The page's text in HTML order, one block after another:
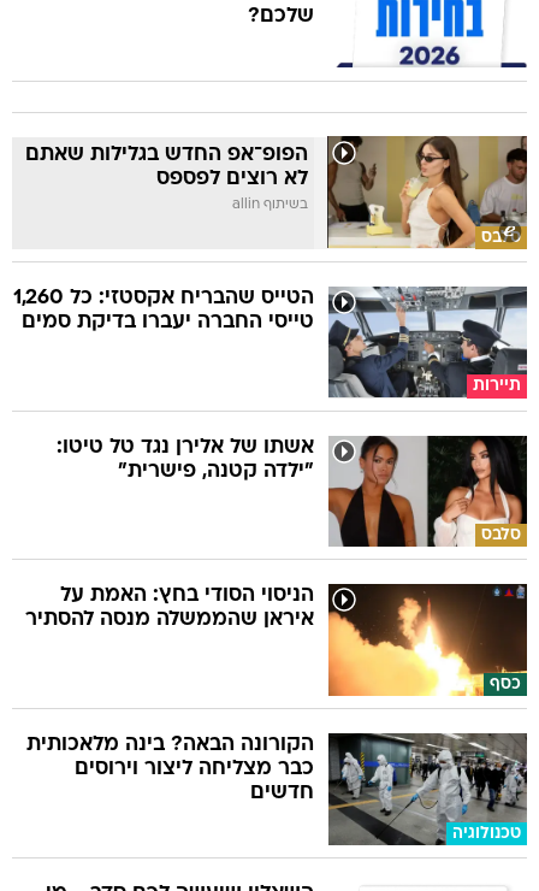
שלכם?
סלבס
הפופ־אפ החדש בגלילות שאתם
לא רוצים לפספס
בשיתוף allin
תיירות
הטייס שהבריח אקסטזי: כל 1,260
טייסי החברה יעברו בדיקת סמים
סלבס
אשתו של אלירן נגד טל טיטו:
"ילדה קטנה, פישרית"
כסף
הניסוי הסודי בחץ: האמת על
איראן שהממשלה מנסה להסתיר
טכנולוגיה
הקורונה הבאה? בינה מלאכותית
כבר מצליחה ליצור וירוסים
חדשים